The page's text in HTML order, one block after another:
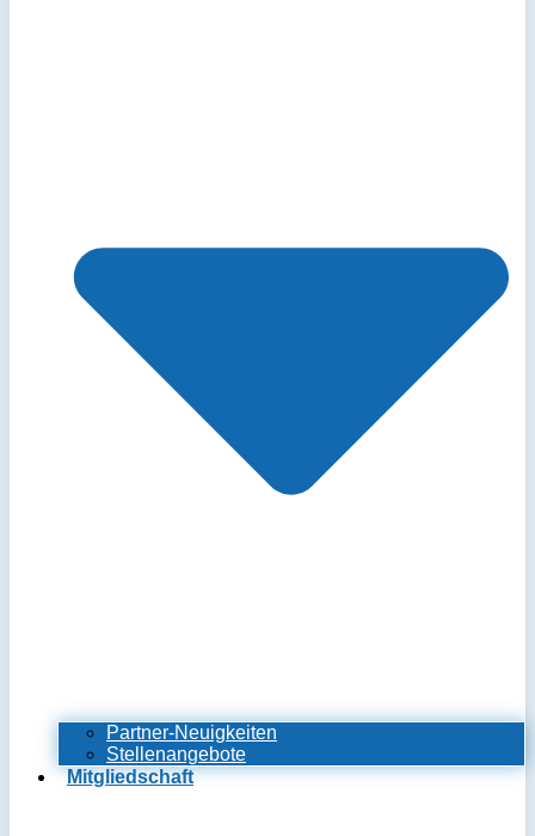
Partner-Neuigkeiten
Stellenangebote
Mitgliedschaft